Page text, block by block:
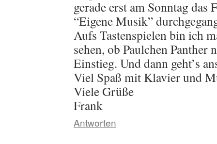
gerade erst am Sonntag das
“Eigene Musik”
Aufs Tastenspielen bin ich
sehen, ob Paulchen Panther
Einstieg. Und dann geht’s
Viel Spaß mit Klavier und
Viele Grüße
Frank
Antworten